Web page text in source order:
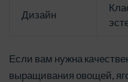
Дизайн
Если вам нужна
выращивания овощей,